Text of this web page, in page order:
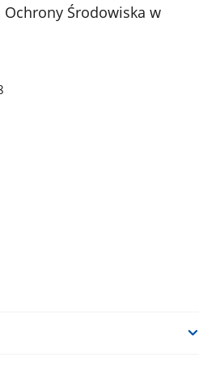
Środowiska w